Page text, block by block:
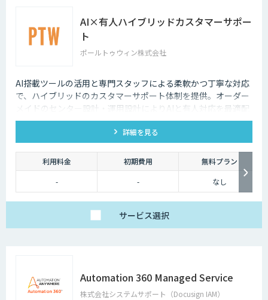
AI×有人ハイブリッドカスタマーサポー
ト
ポールトゥウィン株式会社
AI搭載ツールの活用と専門スタッフによる柔軟かつ丁寧な対応
で、ハイブリッドのカスタマーサポート体制を提供。オーダー
メイドのセンター設計・運用設計によりAIと有人対応を最適配
置し、無駄のない対応を実現。
詳細を見る
利用料金 初期費用
無料プラン
-
- なし
サービス選択
Automation 360 Managed Service
株式会社システムサポート（Docusign IAM）